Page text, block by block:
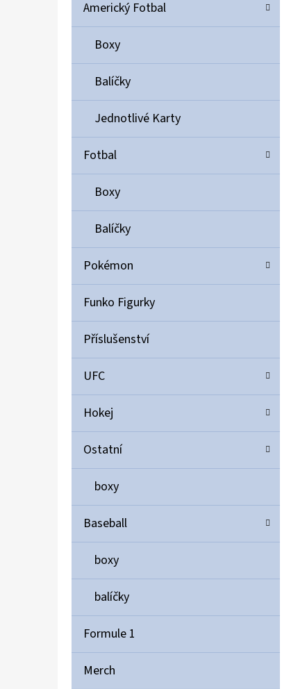
Americký Fotbal
Boxy
Balíčky
Jednotlivé Karty
Fotbal
Boxy
Balíčky
Pokémon
Funko Figurky
Příslušenství
UFC
Hokej
Ostatní
boxy
Baseball
boxy
balíčky
Formule 1
Merch
ULTIMATE GUARD MAGNETIC CARD CASE 35PT